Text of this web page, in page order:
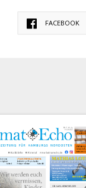
FACEBOOK